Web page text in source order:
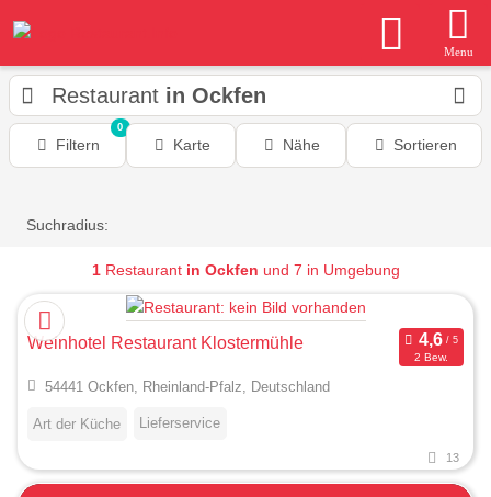
Menu
Restaurant in Ockfen
Filtern
0
Karte Nähe Sortieren
Suchradius:
1Restaurant in Ockfen und 7 in Umgebung
Weinhotel Restaurant Klostermühle
2 Bew.
54441 Ockfen, Rheinland-Pfalz, Deutschland
Art der Küche Lieferservice
13